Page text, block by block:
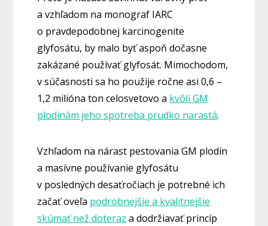
a vzhľadom na monograf IARC
o pravdepodobnej karcinogenite
glyfosátu, by malo byť aspoň dočasne
zakázané používať glyfosát. Mimochodom,
v súčasnosti sa ho použije ročne asi 0,6 –
1,2 milióna ton celosvetovo a kvôli GM
plodinám jeho spotreba prudko narastá.
Vzhľadom na nárast pestovania GM plodín
a masívne používanie glyfosátu
v posledných desaťročiach je potrebné ich
začať oveľa podrobnejšie a kvalitnejšie
skúmať než doteraz a dodržiavať princíp